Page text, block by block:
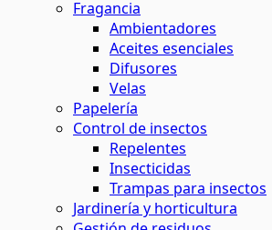
Fragancia
Ambientadores
Aceites esenciales
Difusores
Velas
Papelería
Control de insectos
Repelentes
Insecticidas
Trampas para insectos
Jardinería y horticultura